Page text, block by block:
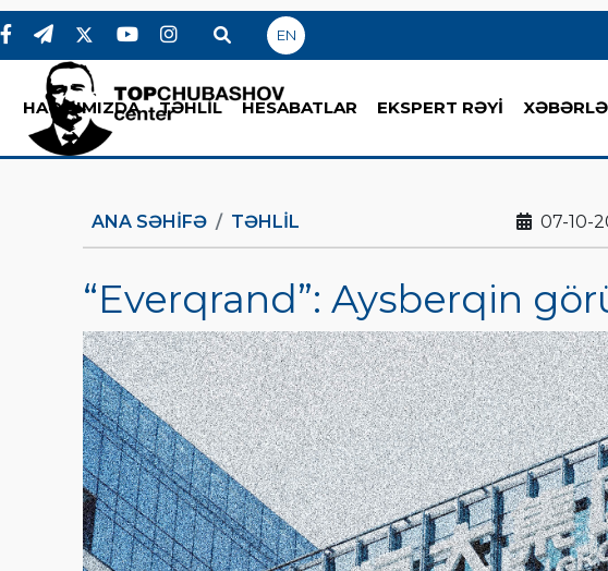
EN
HAQQIMIZDA TƏHLİL HESABATLAR EKSPERT RƏYİ
ANA SƏHIFƏ TƏHLİL 07-10-
“Everqrand”: Aysberqin